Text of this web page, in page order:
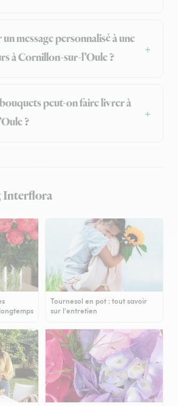
message personnalisé à une
à Cornillon-sur-l’Oule ?
peut-on faire livrer à
?
Interflora
Tournesol en pot : tout savoir
sur l'entretien